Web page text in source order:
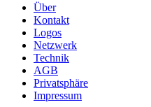
Über
Kontakt
Logos
Netzwerk
Technik
AGB
Privatsphäre
Impressum